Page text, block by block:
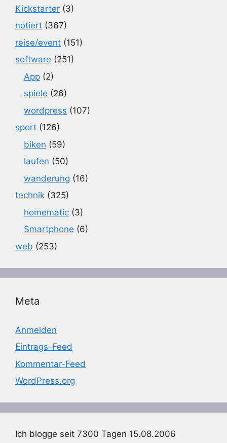
Kickstarter (3)
notiert (367)
reise/event (151)
software (251)
App (2)
spiele (26)
wordpress (107)
sport (126)
biken (59)
laufen (50)
wanderung (16)
technik (325)
homematic (3)
Smartphone (6)
web (253)
Meta
Anmelden
Eintrags-Feed
Kommentar-Feed
WordPress.org
Ich blogge seit 7300 Tagen 15.08.2006